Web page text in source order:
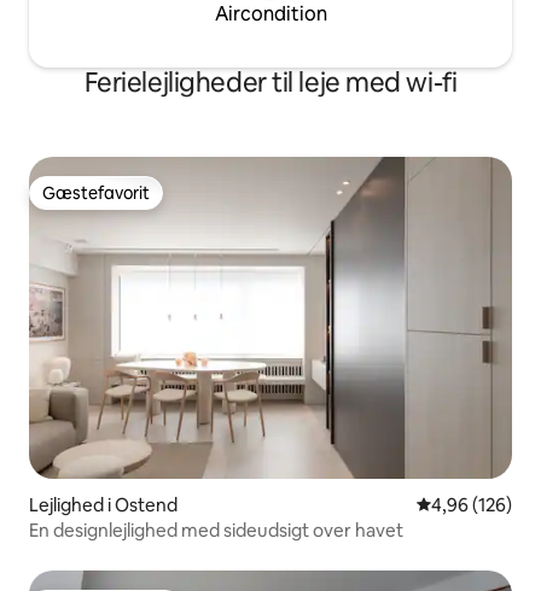
Aircondition
Ferielejligheder til leje med wi-fi
Gæstefavorit
Gæstefavorit
Lejlighed i Ostend 4,96 ud af 5 i
4,96 (126)
En designlejlighed med sideudsigt over havet